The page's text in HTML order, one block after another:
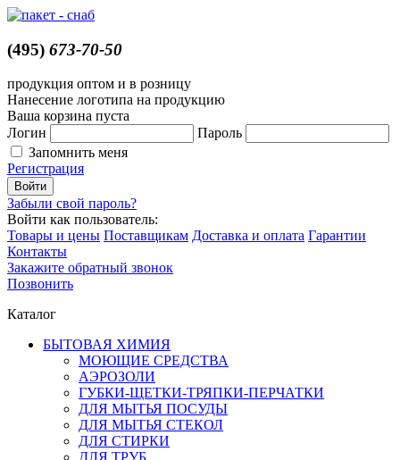
(495) 673-70-50
продукция оптом и в розницу
Нанесение логотипа на продукцию
Ваша корзина пуста
Логин
Пароль
Запомнить меня
Регистрация
Забыли свой пароль?
Войти как пользователь:
Товары и цены Поставщикам Доставка и оплата Гарантии
Контакты
Закажите обратный звонок
Позвонить
Каталог
БЫТОВАЯ ХИМИЯ
МОЮЩИЕ СРЕДСТВА
АЭРОЗОЛИ
ГУБКИ-ЩЕТКИ-ТРЯПКИ-ПЕРЧАТКИ
ДЛЯ МЫТЬЯ ПОСУДЫ
ДЛЯ МЫТЬЯ СТЕКОЛ
ДЛЯ СТИРКИ